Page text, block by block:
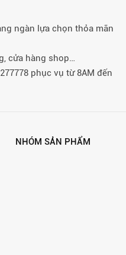
ngàn lựa chọn thỏa mãn
cửa hàng shop…
phục vụ từ 8AM đến
NHÓM SẢN PHẨM